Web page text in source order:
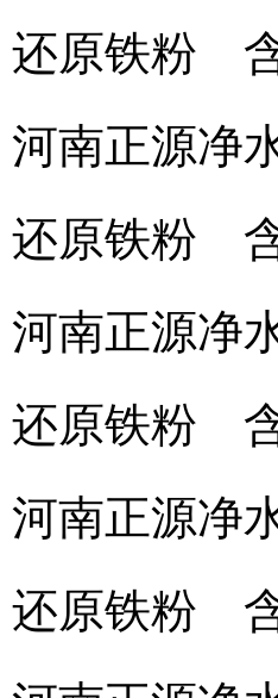
还原铁粉 含
河南正源净
还原铁粉 含
河南正源净
还原铁粉 含
河南正源净
还原铁粉 含